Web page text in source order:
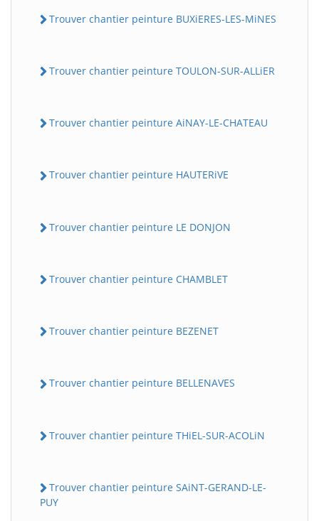
Trouver chantier peinture BUXiERES-LES-MiNES
Trouver chantier peinture TOULON-SUR-ALLiER
Trouver chantier peinture AiNAY-LE-CHATEAU
Trouver chantier peinture HAUTERiVE
Trouver chantier peinture LE DONJON
Trouver chantier peinture CHAMBLET
Trouver chantier peinture BEZENET
Trouver chantier peinture BELLENAVES
Trouver chantier peinture THiEL-SUR-ACOLiN
Trouver chantier peinture SAiNT-GERAND-LE-
PUY